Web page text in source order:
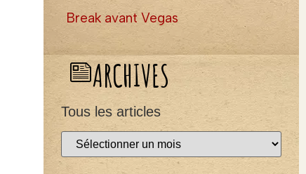
Break avant Vegas
ARCHIVES
Tous les articles